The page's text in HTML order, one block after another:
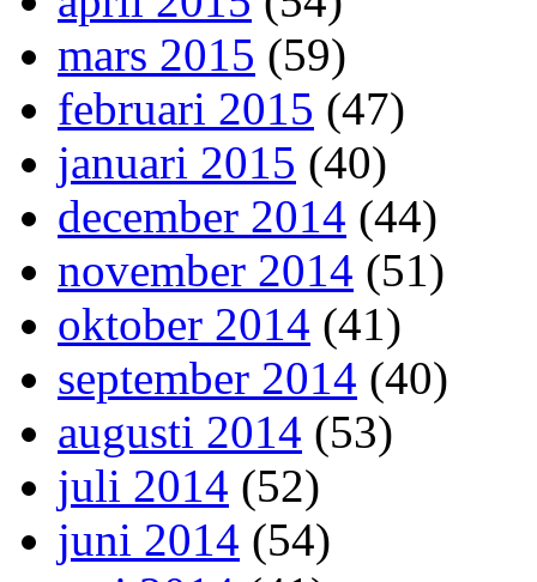
mars 2015 (59)
februari 2015 (47)
januari 2015 (40)
december 2014 (44)
november 2014 (51)
oktober 2014 (41)
september 2014 (40)
augusti 2014 (53)
juli 2014 (52)
juni 2014 (54)